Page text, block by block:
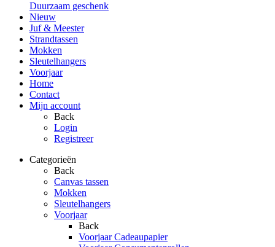
Duurzaam geschenk
Nieuw
Juf & Meester
Strandtassen
Mokken
Sleutelhangers
Voorjaar
Home
Contact
Mijn account
Back
Login
Registreer
Categorieën
Back
Canvas tassen
Mokken
Sleutelhangers
Voorjaar
Back
Voorjaar Cadeaupapier